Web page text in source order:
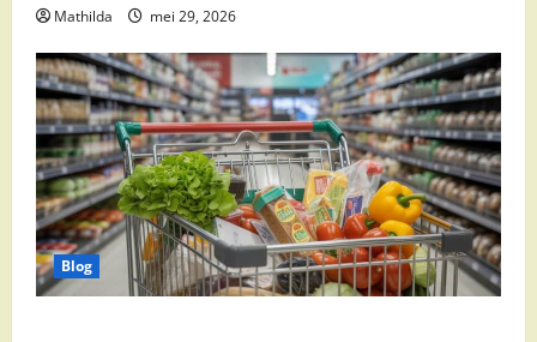
Mathilda mei 29, 2026
Blog